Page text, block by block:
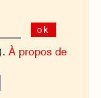
ok
À propos de